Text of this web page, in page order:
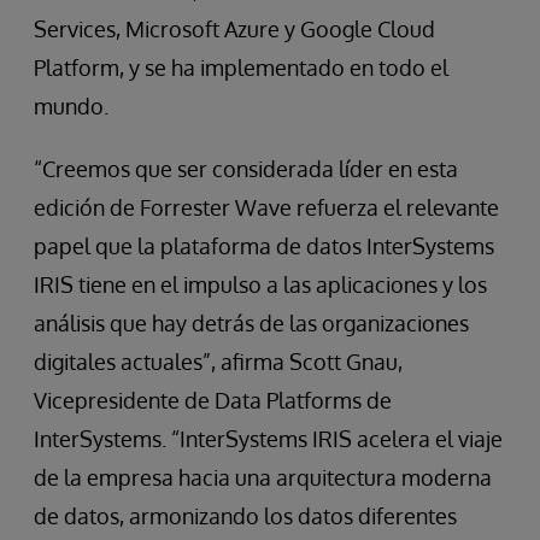
Services, Microsoft Azure y Google Cloud
Platform, y se ha implementado en todo el
mundo.
“Creemos que ser considerada líder en esta
edición de Forrester Wave refuerza el relevante
papel que la plataforma de datos InterSystems
IRIS tiene en el impulso a las aplicaciones y los
análisis que hay detrás de las organizaciones
digitales actuales”, afirma Scott Gnau,
Vicepresidente de Data Platforms de
InterSystems. “InterSystems IRIS acelera el viaje
de la empresa hacia una arquitectura moderna
de datos, armonizando los datos diferentes